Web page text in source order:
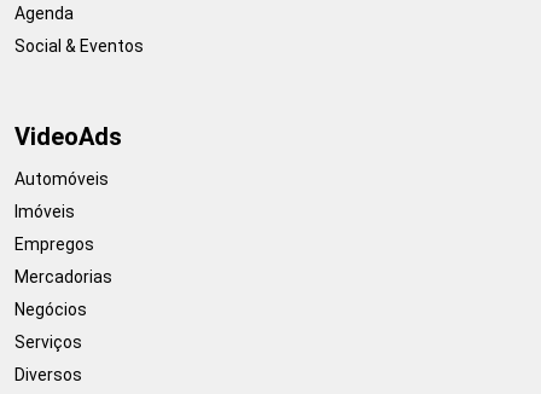
Agenda
Social & Eventos
VideoAds
Automóveis
Imóveis
Empregos
Mercadorias
Negócios
Serviços
Diversos